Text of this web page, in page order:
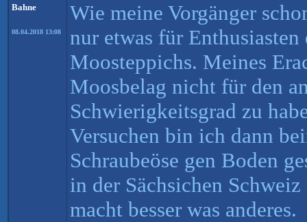
Bahne
08.04.2018 13:08
Wie meine Vorgänger
nur etwas für Enthusiasten
Moosteppichs. Meines
Moosbelag nicht für den
Schwierigkeitsgrad zu
Versuchen bin ich dann
Schraubeöse gen Boden
in der Sächsichen
macht besser was anderes.